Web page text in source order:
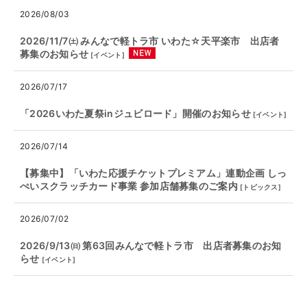
2026/08/03
2026/11/7㈯ みんなで軽トラ市 いわた☆天平楽市 出店者
募集のお知らせ [イベント ]
2026/07/17
「2026いわた夏祭inジュビロード」開催のお知らせ [イベント]
2026/07/14
【募集中】「いわた応援チケットプレミアム」連動企画 しっ
ぺいスクラッチカード事業 参加店舗募集のご案内 [ トピックス]
2026/07/02
2026/9/13㈰ 第63回みんなで軽トラ市 出店者募集のお知
らせ [イベント]